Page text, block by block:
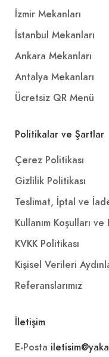
İzmir Mekanları
İstanbul Mekanları
Ankara Mekanları
Antalya Mekanları
Ücretsiz QR Menü
Politikalar ve Şartlar
Çerez Politikası
Gizlilik Politikası
Teslimat, İptal ve
Kullanım Koşulları
KVKK Politikası
Kişisel Verileri
Referanslarımız
İletişim
E-Posta